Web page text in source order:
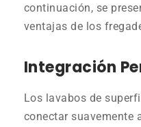
continuación, se
ventajas de los
Integración
Los lavabos de
conectar suavemente